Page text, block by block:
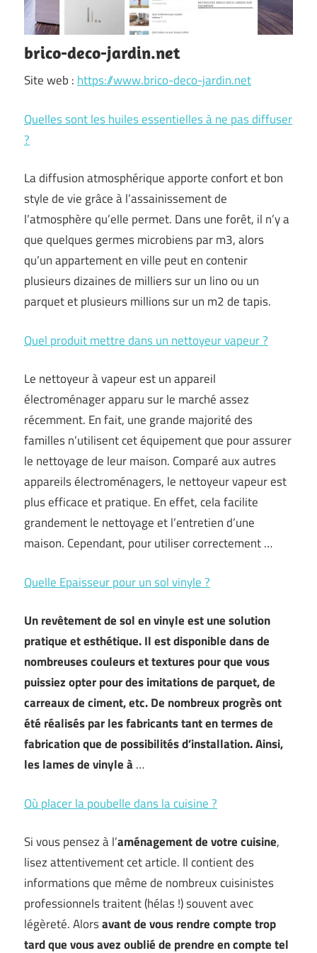
brico-deco-jardin.net
Site web : https://www.brico-deco-jardin.net
Quelles sont les huiles essentielles à ne pas diffuser
?
La diffusion atmosphérique apporte confort et bon
style de vie grâce à l’assainissement de
l’atmosphère qu’elle permet. Dans une forêt, il n’y a
que quelques germes microbiens par m3, alors
qu’un appartement en ville peut en contenir
plusieurs dizaines de milliers sur un lino ou un
parquet et plusieurs millions sur un m2 de tapis.
Quel produit mettre dans un nettoyeur vapeur ?
Le nettoyeur à vapeur est un appareil
électroménager apparu sur le marché assez
récemment. En fait, une grande majorité des
familles n’utilisent cet équipement que pour assurer
le nettoyage de leur maison. Comparé aux autres
appareils électroménagers, le nettoyeur vapeur est
plus efficace et pratique. En effet, cela facilite
grandement le nettoyage et l’entretien d’une
maison. Cependant, pour utiliser correctement …
Quelle Epaisseur pour un sol vinyle ?
Un revêtement de sol en vinyle est une solution
pratique et esthétique. Il est disponible dans de
nombreuses couleurs et textures pour que vous
puissiez opter pour des imitations de parquet, de
carreaux de ciment, etc. De nombreux progrès ont
été réalisés par les fabricants tant en termes de
fabrication que de possibilités d’installation. Ainsi,
les lames de vinyle à …
Où placer la poubelle dans la cuisine ?
Si vous pensez à l’aménagement de votre cuisine,
lisez attentivement cet article. Il contient des
informations que même de nombreux cuisinistes
professionnels traitent (hélas !) souvent avec
légèreté. Alorsavant de vous rendre compte trop
tard que vous avez oublié de prendre en compte tel